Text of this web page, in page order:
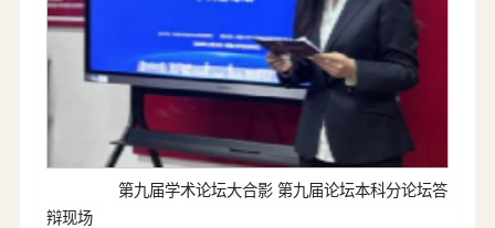
第九届学术论坛大合影 第九届论坛本科分论坛答
辩现场